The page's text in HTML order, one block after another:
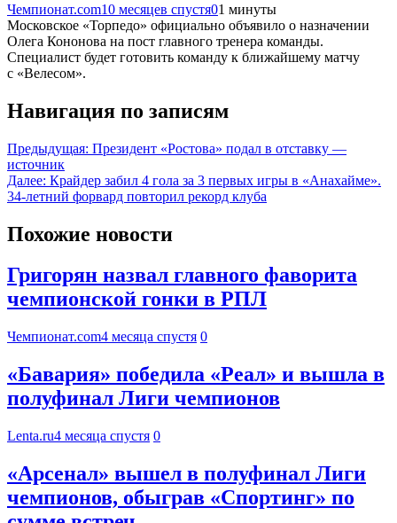
Чемпионат.com10 месяцев спустя01 минуты
Московское «Торпедо» официально объявило о назначении
Олега Кононова на пост главного тренера команды.
Специалист будет готовить команду к ближайшему матчу
с «Велесом».
Навигация по записям
Предыдущая: Президент «Ростова» подал в отставку —
источник
Далее: Крайдер забил 4 гола за 3 первых игры в «Анахайме».
34-летний форвард повторил рекорд клуба
Похожие новости
Григорян назвал главного фаворита
чемпионской гонки в РПЛ
Чемпионат.com4 месяца спустя 0
«Бавария» победила «Реал» и вышла в
полуфинал Лиги чемпионов
Lenta.ru4 месяца спустя 0
«Арсенал» вышел в полуфинал Лиги
чемпионов, обыграв «Спортинг» по